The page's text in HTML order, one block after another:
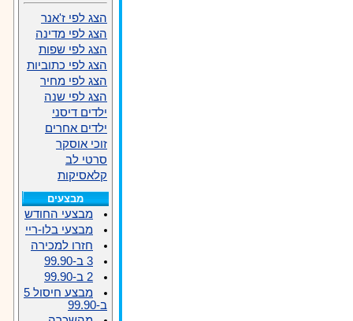
הצג לפי ז'אנר
הצג לפי מדינה
הצג לפי שפות
הצג לפי כתוביות
הצג לפי מחיר
הצג לפי שנה
ילדים דיסני
ילדים אחרים
זוכי אוסקר
סרטי לב
קלאסיקות
מבצעים
מבצעי החודש
מבצעי בלו-ריי
חזרו למכירה
3 ב-99.90
2 ב-99.90
מבצע חיסול 5
ב-99.90